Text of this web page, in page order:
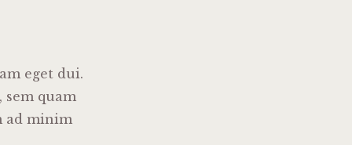
eget dui.
sem quam
ad minim